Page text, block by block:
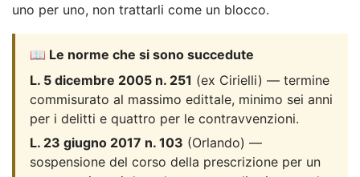
uno per uno, non trattarli come un blocco.
📖 Le norme che si sono succedute
L. 5 dicembre 2005 n. 251 (ex Cirielli) — termine
commisurato al massimo edittale, minimo sei anni
per i delitti e quattro per le contravvenzioni.
L. 23 giugno 2017 n. 103 (Orlando) —
sospensione del corso della prescrizione per un